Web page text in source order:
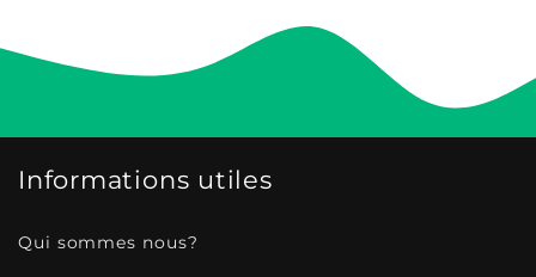
Informations utiles
Qui sommes nous?